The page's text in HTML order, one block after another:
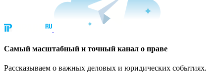
Cамый масштабный и точный канал о праве
Рассказываем о важных деловых и юридических событиях.